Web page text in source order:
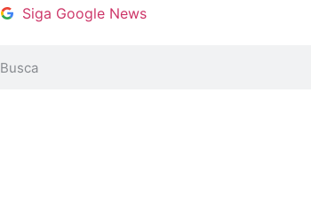
Siga Google News